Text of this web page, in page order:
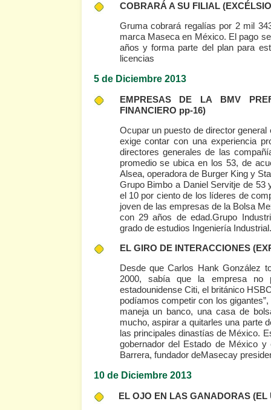
COBRARÁ A SU FILIAL
Gruma cobrará regalías por 2 mil
marca Maseca en México. El pago
años y forma parte del plan para
licencias
5 de Diciembre 2013
EMPRESAS DE LA BMV
FINANCIERO pp-16)
Ocupar un puesto de director
exige contar con una experiencia
directores generales de las
promedio se ubica en los 53, de
Alsea, operadora de Burger King y
Grupo Bimbo a Daniel Servitje de
el 10 por ciento de los líderes de
joven de las empresas de la Bolsa
con 29 años de edad.Grupo
grado de estudios Ingeniería
EL GIRO DE INTERACCIONES
Desde que Carlos Hank González
2000, sabía que la empresa no
estadounidense Citi, el británico
podíamos competir con los
maneja un banco, una casa de
mucho, aspirar a quitarles una parte
las principales dinastías de México.
gobernador del Estado de México
Barrera, fundador deMasecay
10 de Diciembre 2013
EL OJO EN LAS GANADORAS (EL